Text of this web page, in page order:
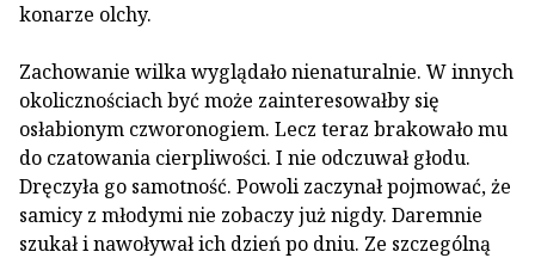
konarze olchy.
Zachowanie wilka wyglądało nienaturalnie. W innych
okolicznościach być może zainteresowałby się
osłabionym czworonogiem. Lecz teraz brakowało mu
do czatowania cierpliwości. I nie odczuwał głodu.
Dręczyła go samotność. Powoli zaczynał pojmować, że
samicy z młodymi nie zobaczy już nigdy. Daremnie
szukał i nawoływał ich dzień po dniu. Ze szczególną